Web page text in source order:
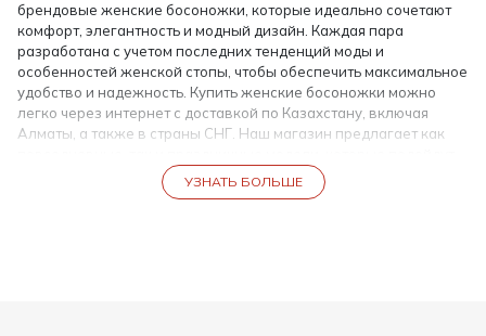
брендовые женские босоножки, которые идеально сочетают
комфорт, элегантность и модный дизайн. Каждая пара
разработана с учетом последних тенденций моды и
особенностей женской стопы, чтобы обеспечить максимальное
удобство и надежность. Купить женские босоножки можно
легко через интернет с доставкой по Казахстану, включая
Алматы, а также в страны СНГ. Наш магазин предлагает как
для любых случаев — от прогулок по городу до вечерних
УЗНАТЬ БОЛЬШЕ